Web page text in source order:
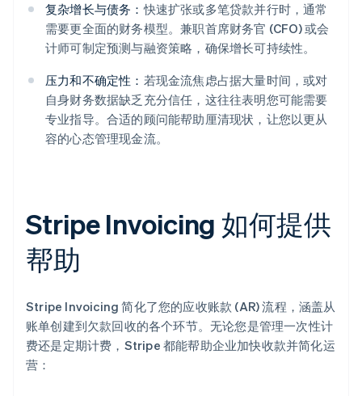
复杂增长与债务：快速扩张或多笔贷款并行时，通常
需要更全面的财务模型。兼职首席财务官 (CFO) 或会
计师可制定预测与融资策略，确保增长可持续性。
压力和不确定性： 若现金流焦虑占据大量时间，或对
自身财务数据缺乏充分信任，这往往表明您可能需要
专业指导。合适的顾问能帮助厘清现状，让您以更从
容的心态管理现金流。
Stripe Invoicing 如何提供
帮助
Stripe Invoicing 简化了您的应收账款 (AR) 流程，涵盖从
账单创建到欠款回收的各个环节。无论您是管理一次性计
费还是定期计费，Stripe 都能帮助企业加快收款并简化运
营：